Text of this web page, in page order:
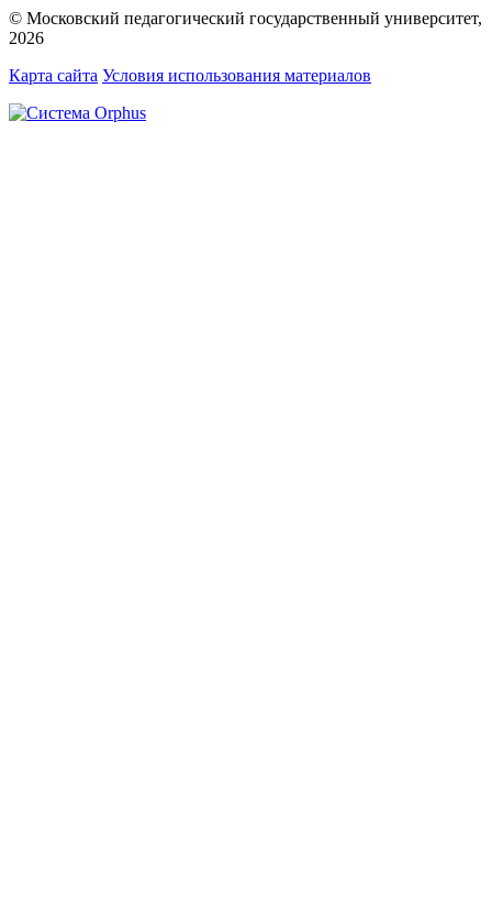
© Московский педагогический государственный университет,
2026
Карта сайта Условия использования материалов